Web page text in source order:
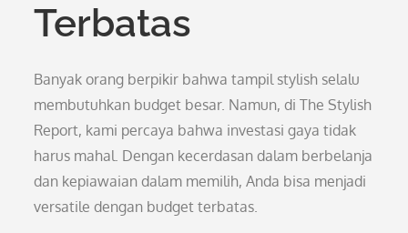
Terbatas
Banyak orang berpikir bahwa tampil stylish selalu
membutuhkan budget besar. Namun, di The Stylish
Report, kami percaya bahwa investasi gaya tidak
harus mahal. Dengan kecerdasan dalam berbelanja
dan kepiawaian dalam memilih, Anda bisa menjadi
versatile dengan budget terbatas.